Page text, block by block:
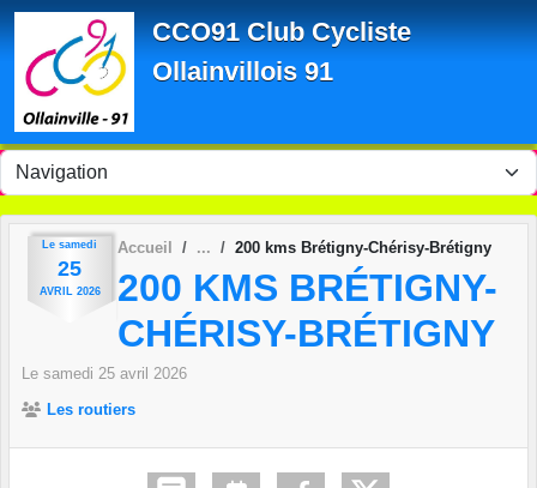
CCO91 Club Cycliste
Ollainvillois 91
Le samedi
25
AVRIL 2026
Accueil 200 kms Brétigny-Chérisy-Brétigny
200 KMS BRÉTIGNY-
CHÉRISY-BRÉTIGNY
Le samedi 25 avril 2026
Les routiers
Panneau de gestion des cookies